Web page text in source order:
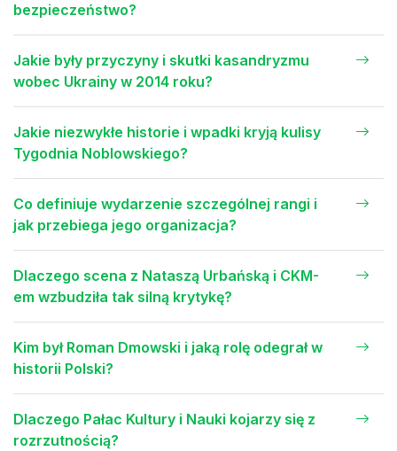
bezpieczeństwo?
Jakie były przyczyny i skutki kasandryzmu
wobec Ukrainy w 2014 roku?
Jakie niezwykłe historie i wpadki kryją kulisy
Tygodnia Noblowskiego?
Co definiuje wydarzenie szczególnej rangi i
jak przebiega jego organizacja?
Dlaczego scena z Nataszą Urbańską i CKM-
em wzbudziła tak silną krytykę?
Kim był Roman Dmowski i jaką rolę odegrał w
historii Polski?
Dlaczego Pałac Kultury i Nauki kojarzy się z
rozrzutnością?